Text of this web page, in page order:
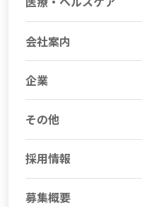
会社案内
企業
その他
採用情報
募集概要